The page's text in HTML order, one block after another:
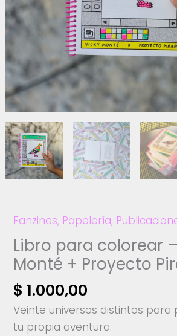
Fanzines, Papelería,
Libro para colorear
Monté + Proyecto
$ 1.000,00
Veinte universos distintos para
tu propia aventura.